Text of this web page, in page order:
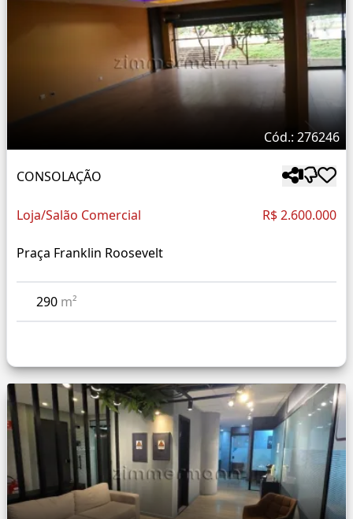
Cód.: 276246
CONSOLAÇÃO
Loja/Salão Comercial R$ 2.600.000
Praça Franklin Roosevelt
290 m²